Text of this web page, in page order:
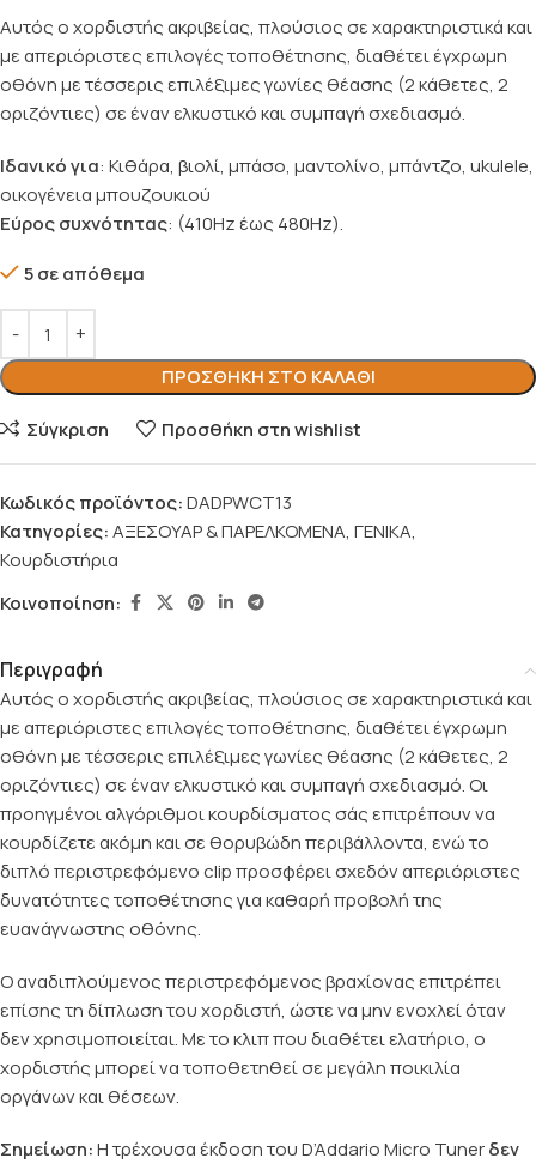
Αυτός ο χορδιστής ακριβείας, πλούσιος σε χαρακτηριστικά και
με απεριόριστες επιλογές τοποθέτησης, διαθέτει έγχρωμη
οθόνη με τέσσερις επιλέξιμες γωνίες θέασης (2 κάθετες, 2
οριζόντιες) σε έναν ελκυστικό και συμπαγή σχεδιασμό.
Ιδανικό για: Κιθάρα, βιολί, μπάσο, μαντολίνο, μπάντζο, ukulele,
οικογένεια μπουζουκιού
Εύρος συχνότητας: (410Hz έως 480Hz).
5 σε απόθεμα
ΠΡΟΣΘΉΚΗ ΣΤΟ ΚΑΛΆΘΙ
Σύγκριση Προσθήκη στη wishlist
Κωδικός προϊόντος:DADPWCT13
Κατηγορίες:ΑΞΕΣΟΥΑΡ & ΠΑΡΕΛΚΟΜΕΝΑ, ΓΕΝΙΚΑ,
Κουρδιστήρια
Κοινοποίηση:
Περιγραφή
Αυτός ο χορδιστής ακριβείας, πλούσιος σε χαρακτηριστικά και
με απεριόριστες επιλογές τοποθέτησης, διαθέτει έγχρωμη
οθόνη με τέσσερις επιλέξιμες γωνίες θέασης (2 κάθετες, 2
οριζόντιες) σε έναν ελκυστικό και συμπαγή σχεδιασμό. Οι
προηγμένοι αλγόριθμοι κουρδίσματος σάς επιτρέπουν να
κουρδίζετε ακόμη και σε θορυβώδη περιβάλλοντα, ενώ το
διπλό περιστρεφόμενο clip προσφέρει σχεδόν απεριόριστες
δυνατότητες τοποθέτησης για καθαρή προβολή της
ευανάγνωστης οθόνης.
Ο αναδιπλούμενος περιστρεφόμενος βραχίονας επιτρέπει
επίσης τη δίπλωση του χορδιστή, ώστε να μην ενοχλεί όταν
δεν χρησιμοποιείται. Με το κλιπ που διαθέτει ελατήριο, ο
χορδιστής μπορεί να τοποθετηθεί σε μεγάλη ποικιλία
οργάνων και θέσεων.
Σημείωση:Η τρέχουσα έκδοση του D’Addario Micro Tunerδεν